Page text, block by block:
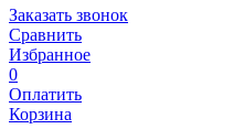
Заказать звонок
Сравнить
Избранное
0
Оплатить
Корзина